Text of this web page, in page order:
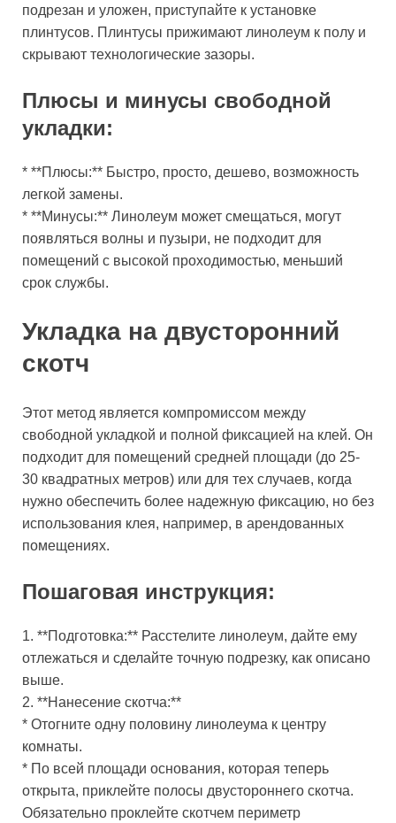
подрезан и уложен, приступайте к установке
плинтусов. Плинтусы прижимают линолеум к полу и
скрывают технологические зазоры.
Плюсы и минусы свободной
укладки:
* **Плюсы:** Быстро, просто, дешево, возможность
легкой замены.
* **Минусы:** Линолеум может смещаться, могут
появляться волны и пузыри, не подходит для
помещений с высокой проходимостью, меньший
срок службы.
Укладка на двусторонний
скотч
Этот метод является компромиссом между
свободной укладкой и полной фиксацией на клей. Он
подходит для помещений средней площади (до 25-
30 квадратных метров) или для тех случаев, когда
нужно обеспечить более надежную фиксацию, но без
использования клея, например, в арендованных
помещениях.
Пошаговая инструкция:
1. **Подготовка:** Расстелите линолеум, дайте ему
отлежаться и сделайте точную подрезку, как описано
выше.
2. **Нанесение скотча:**
* Отогните одну половину линолеума к центру
комнаты.
* По всей площади основания, которая теперь
открыта, приклейте полосы двустороннего скотча.
Обязательно проклейте скотчем периметр